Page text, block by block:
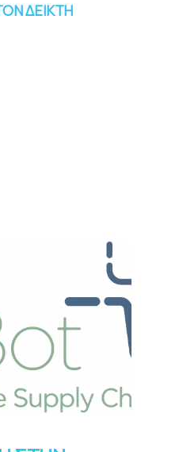
ΔΕΙΚΤΗ